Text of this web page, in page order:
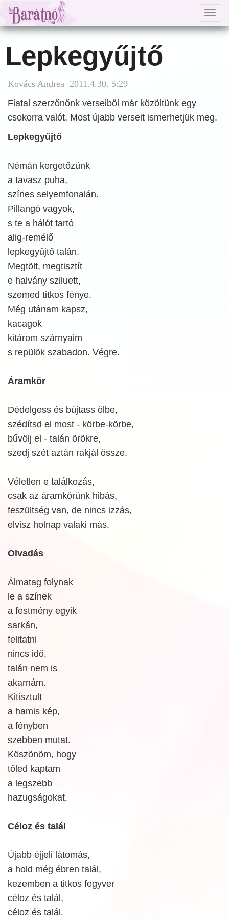
Lepkegyűjtő
Kovács Andrea 2011.4.30. 5:29
Fiatal szerzőnőnk verseiből már közöltünk egy
csokorra valót. Most újabb verseit ismerhetjük meg.
Lepkegyűjtő
Némán kergetőzünk
a tavasz puha,
színes selyemfonalán.
Pillangó vagyok,
s te a hálót tartó
alig-remélő
lepkegyűjtő talán.
Megtölt, megtisztít
e halvány sziluett,
szemed titkos fénye.
Még utánam kapsz,
kacagok
kitárom szárnyaim
s repülök szabadon. Végre.
Áramkör
Dédelgess és bújtass ölbe,
szédítsd el most - körbe-körbe,
bűvölj el - talán örökre,
szedj szét aztán rakjál össze.
Véletlen e találkozás,
csak az áramkörünk hibás,
feszültség van, de nincs izzás,
elvisz holnap valaki más.
Olvadás
Álmatag folynak
le a színek
a festmény egyik
sarkán,
felitatni
nincs idő,
talán nem is
akarnám.
Kitisztult
a hamis kép,
a fényben
szebben mutat.
Köszönöm, hogy
tőled kaptam
a legszebb
hazugságokat.
Céloz és talál
Újabb éjjeli látomás,
a hold még ébren talál,
kezemben a titkos fegyver
céloz és talál,
céloz és talál.